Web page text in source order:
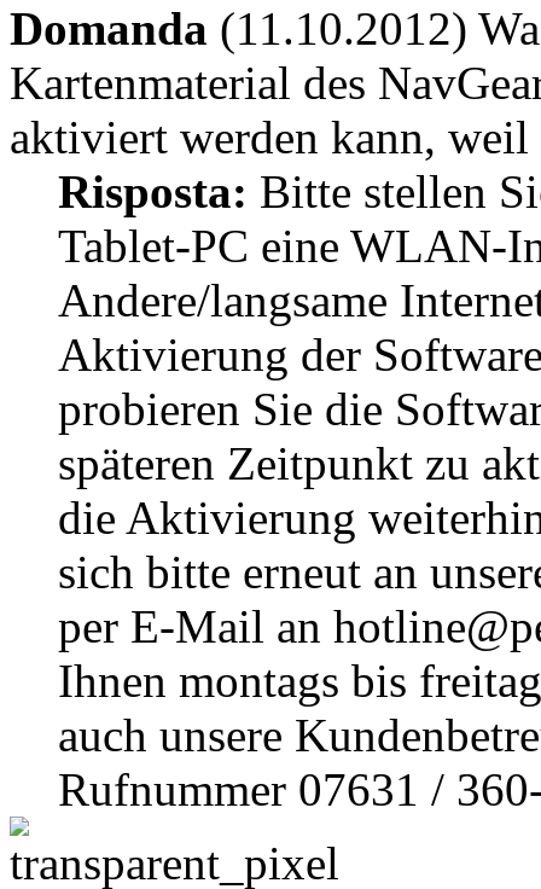
Domanda (11.10.2012)
Kartenmaterial des
aktiviert werden kann,
Risposta: Bitte stellen
Tablet-PC eine WLAN-
Andere/langsame
Aktivierung der
probieren Sie die
späteren Zeitpunkt zu
die Aktivierung
sich bitte erneut an
per E-Mail an
Ihnen montags bis
auch unsere
Rufnummer 07631 /